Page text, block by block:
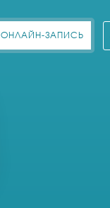
ОНЛАЙН-ЗАПИСЬ